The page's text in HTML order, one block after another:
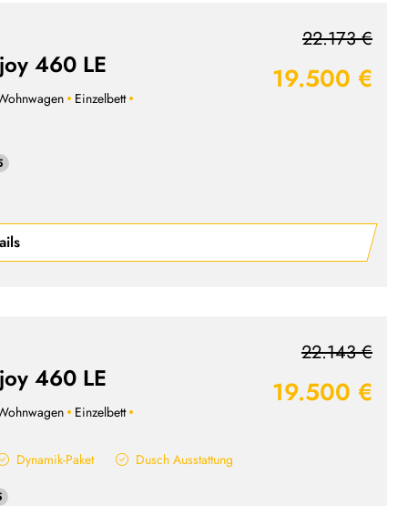
460 LE
Einzelbett
19.500 €
22.173 €
460 LE
Einzelbett
19.500 €
22.143 €
Dynamik-Paket Dusch Ausstattung